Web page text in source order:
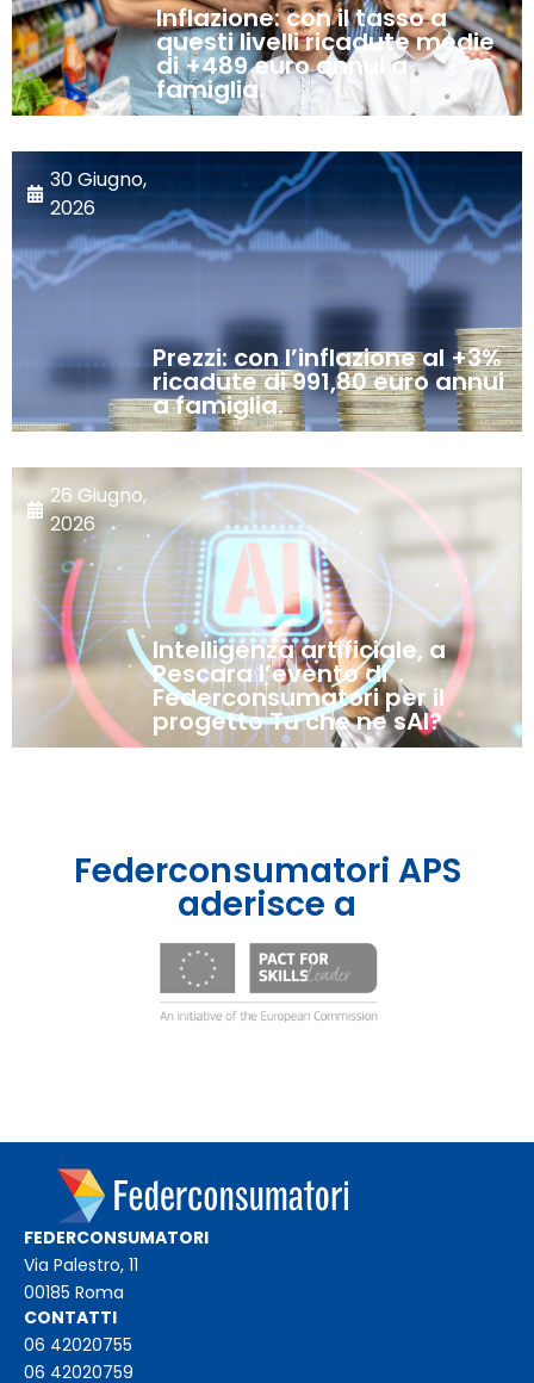
Inflazione: con il tasso a
questi livelli ricadute medie
di +489 euro annui a
famiglia.
30 Giugno,
2026
Prezzi: con l’inflazione al +3%
ricadute di 991,80 euro annui
a famiglia.
26 Giugno,
2026
Intelligenza artificiale, a
Pescara l’evento di
Federconsumatori per il
progetto Tu che ne sAI?
Federconsumatori APS
aderisce a
FEDERCONSUMATORI
Via Palestro, 11
00185 Roma
CONTATTI
06 42020755
06 42020759